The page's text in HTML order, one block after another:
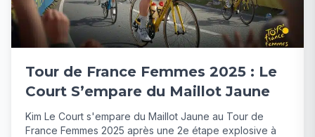
Tour de France Femmes 2025 : Le
Court S’empare du Maillot Jaune
Kim Le Court s'empare du Maillot Jaune au Tour de
France Femmes 2025 après une 2e étape explosive à